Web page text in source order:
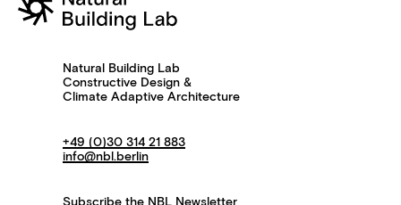
Natural Building Lab
Constructive Design &
Climate Adaptive Architecture
+49 (0)30 314 21 883
info@nbl.berlin
Subscribe the NBL Newsletter